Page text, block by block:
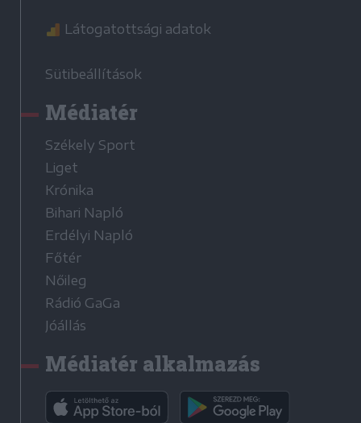
Látogatottsági adatok
Sütibeállítások
Médiatér
Székely Sport
Liget
Krónika
Bihari Napló
Erdélyi Napló
Főtér
Nőileg
Rádió GaGa
Jóállás
Médiatér alkalmazás